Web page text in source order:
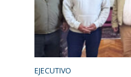
EJECUTIVO